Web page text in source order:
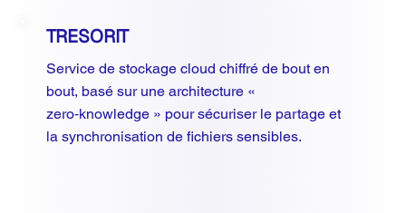
TRESORIT
Service de stockage cloud chiffré de bout en
bout, basé sur une architecture «
zero‑knowledge » pour sécuriser le partage et
la synchronisation de fichiers sensibles.